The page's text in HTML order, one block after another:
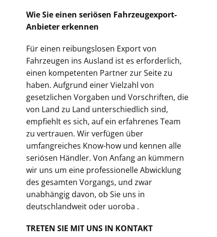
Wie Sie einen seriösen Fahrzeugexport-
Anbieter erkennen
Für einen reibungslosen Export von
Fahrzeugen ins Ausland ist es erforderlich,
einen kompetenten Partner zur Seite zu
haben. Aufgrund einer Vielzahl von
gesetzlichen Vorgaben und Vorschriften, die
von Land zu Land unterschiedlich sind,
empfiehlt es sich, auf ein erfahrenes Team
zu vertrauen. Wir verfügen über
umfangreiches Know-how und kennen alle
seriösen Händler. Von Anfang an kümmern
wir uns um eine professionelle Abwicklung
des gesamten Vorgangs, und zwar
unabhängig davon, ob Sie uns in
deutschlandweit oder uoroba .
TRETEN SIE MIT UNS IN KONTAKT